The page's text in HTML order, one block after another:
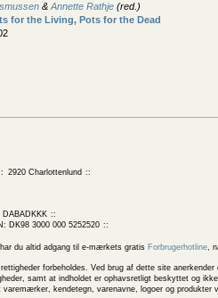
& Annette Rathje (red.)
for the Living, Pots for the Dead
2920 Charlottenlund
DABADKKK
DK98 3000 000 5252520
du altid adgang til e-mærkets gratis Forbrugerhotline,
forbeholdes. Ved brug af dette site
samt at indholdet er ophavsretligt beskyttet og
varemærker, kendetegn, varenavne, logoer og